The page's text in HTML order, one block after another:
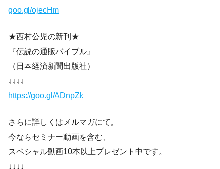
goo.gl/ojecHm
★西村公児の新刊★
『伝説の通販バイブル』
（日本経済新聞出版社）
↓↓↓↓
https://goo.gl/ADnpZk
さらに詳しくはメルマガにて。
今ならセミナー動画を含む、
スペシャル動画10本以上プレゼント中です。
↓↓↓↓